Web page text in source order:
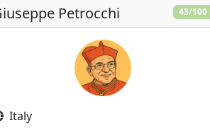
43/100
Petrocchi
Italy